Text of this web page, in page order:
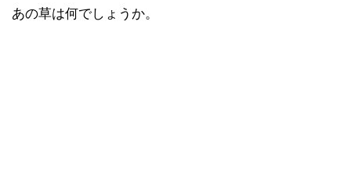
あの草は何でしょうか。